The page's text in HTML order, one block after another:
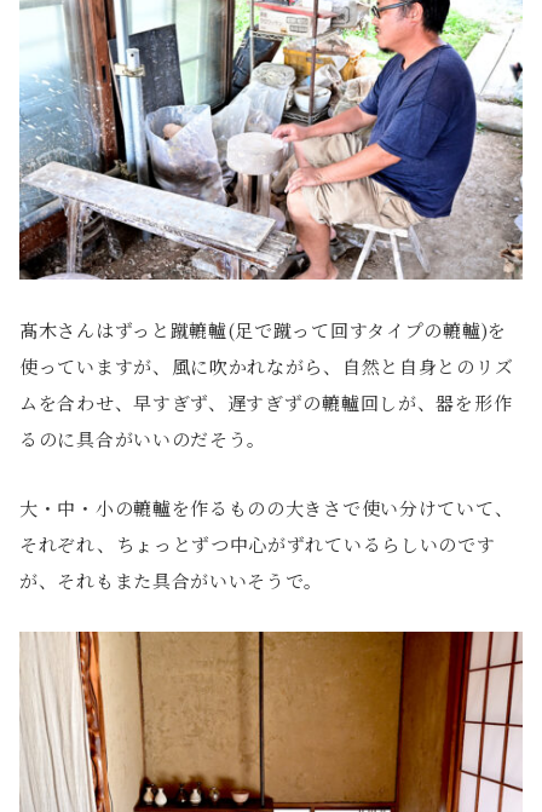
髙木さんはずっと蹴轆轤(足で蹴って回すタイプの轆轤)を
使っていますが、風に吹かれながら、自然と自身とのリズ
ムを合わせ、早すぎず、遅すぎずの轆轤回しが、器を形作
るのに具合がいいのだそう。
大・中・小の轆轤を作るものの大きさで使い分けていて、
それぞれ、ちょっとずつ中心がずれているらしいのです
が、それもまた具合がいいそうで。